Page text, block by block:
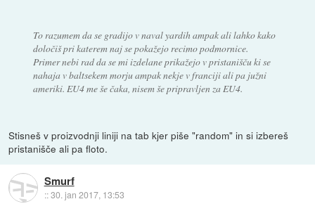
To razumem da se gradijo v naval yardih ampak ali lahko kako
določiš pri katerem naj se pokažejo recimo podmornice.
Primer nebi rad da se mi izdelane prikažejo v pristanišču ki se
nahaja v baltsekem morju ampak nekje v franciji ali pa južni
ameriki. EU4 me še čaka, nisem še pripravljen za EU4.
Stisneš v proizvodnji liniji na tab kjer piše "random" in si izbereš
pristanišče ali pa floto.
Smurf
::30. jan 2017, 13:53